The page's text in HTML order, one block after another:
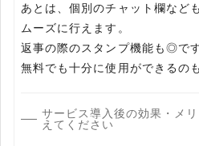
あとは、個別のチャット欄など
ムーズに行えます。
返事の際のスタンプ機能も◎です
無料でも十分に使用ができるの
サービス導入後の効果・メ
えてください